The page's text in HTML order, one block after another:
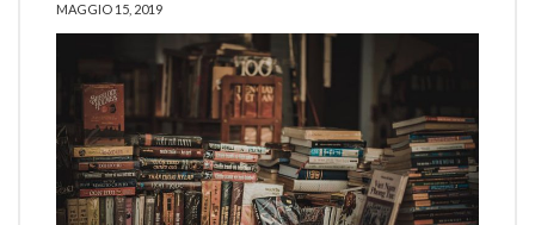
MAGGIO 15, 2019